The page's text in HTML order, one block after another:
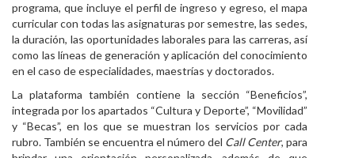
programa, que incluye el perfil de ingreso y egreso, el mapa
curricular con todas las asignaturas por semestre, las sedes,
la duración, las oportunidades laborales para las carreras, así
como las líneas de generación y aplicación del conocimiento
en el caso de especialidades, maestrías y doctorados.
La plataforma también contiene la sección “Beneficios”,
integrada por los apartados “Cultura y Deporte”, “Movilidad”
y “Becas”, en los que se muestran los servicios por cada
rubro. También se encuentra el número del Call Center, para